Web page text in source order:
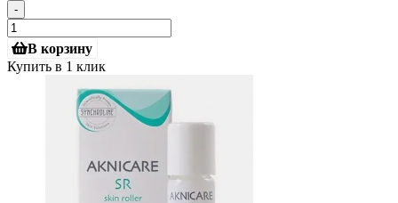
-
В корзину
Купить в 1 клик